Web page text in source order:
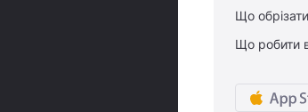
Що
Що робити